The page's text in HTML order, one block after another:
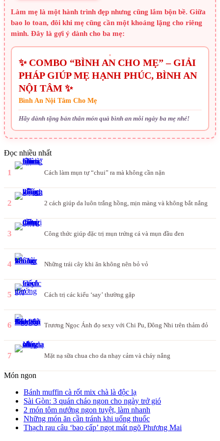
Làm mẹ là một hành trình đẹp nhưng cũng lắm bộn bề. Giữa
bao lo toan, đôi khi mẹ cũng cần một khoảng lặng cho riêng
mình. Đây là gợi ý dành cho ba mẹ:
✨ COMBO “BÌNH AN CHO MẸ” – GIẢI
PHÁP GIÚP MẸ HẠNH PHÚC, BÌNH AN
NỘI TÂM ✨
Bình An Nội Tâm Cho Mẹ
Hãy dành tặng bản thân món quà bình an mỗi ngày ba mẹ nhé!
Đọc nhiều nhất
1 Cách làm mụn tự “chui” ra mà không cần nặn
2 2 cách giúp da luôn trắng hồng, mịn màng và không bắt nắng
3 Công thức giúp đặc trị mụn trứng cá và mụn đầu đen
4 Những trái cây khi ăn không nên bỏ vỏ
5 Cách trị các kiểu ‘say’ thường gặp
6 Trương Ngọc Ánh đọ sexy với Chi Pu, Đông Nhi trên thảm đỏ
7 Mặt nạ sữa chua cho da nhạy cảm và cháy nắng
Món ngon
Bánh muffin cà rốt mix chà là độc lạ
Sài Gòn: 3 quán cháo ngon cho ngày trở gió
2 món tôm nướng ngon tuyệt, làm nhanh
Những món ăn cần tránh khi uống thuốc
Thạch rau câu ‘bao cấp’ ngọt mát ngõ Phương Mai